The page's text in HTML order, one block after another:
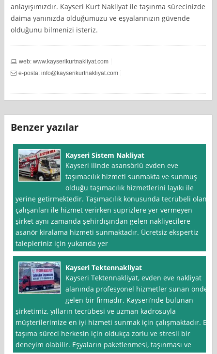
anlayışımızdır. Kayseri Kurt Nakliyat ile taşınma sürecinizde
daima yanınızda olduğumuzu ve eşyalarınızın güvende
olduğunu bilmenizi isteriz.
web: www.kayserikurtnakliyat.com
e-posta:info@kayserikurtnakliyat.com
Benzer yazılar
Kayseri Sistem Nakliyat
Kayseri ilinde asansörlü evden eve
taşımacılık hizmeti sunmakta ve sunmuş
olduğu taşımacılık hizmetlerini layıkı ile
yerine getirmektedir. Taşımacılık konusunda tecrübeli olan
çalışanları ile hizmet verirken süprizlere yer vermeyen
şirket aynı zamanda şehirdışından gelen nakliyecilere
asanör kiralama hizmeti sunmaktadır. Ücretsiz ekspertiz
talepleriniz için yukarıda yer
Kayseri Tektennakliyat
Kayseri Tektennakliyat, evden eve nakliyat
alanında profesyonel hizmetler sunan önde
gelen bir firmadır. Kayseri’nde bulunan
şirketimiz, yılların tecrübesi ve uzman kadrosuyla
müşterilerimize en iyi hizmeti sunmak için çalışmaktadır. Ev
taşıma süreci herkesin için oldukça zorlu ve stresli bir
deneyim olabilir. Eşyaların paketlenmesi, taşınması ve